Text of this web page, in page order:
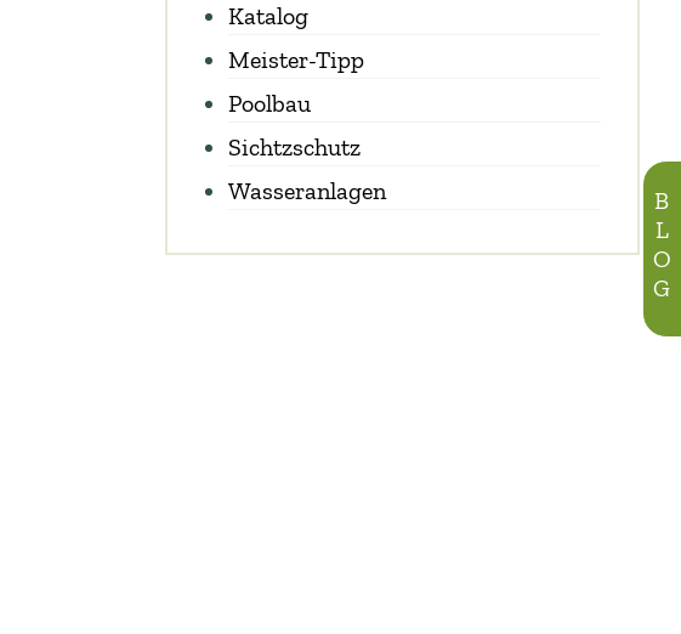
BLOG
Katalog
Meister-Tipp
Poolbau
Sichtzschutz
Wasseranlagen